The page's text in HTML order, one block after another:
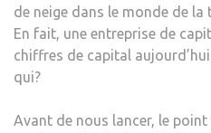
de neige dans le monde de la
En fait, une entreprise de
chiffres de capital
qui?
Avant de nous lancer, le